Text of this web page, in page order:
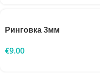
Ринговка 3мм
€9.00